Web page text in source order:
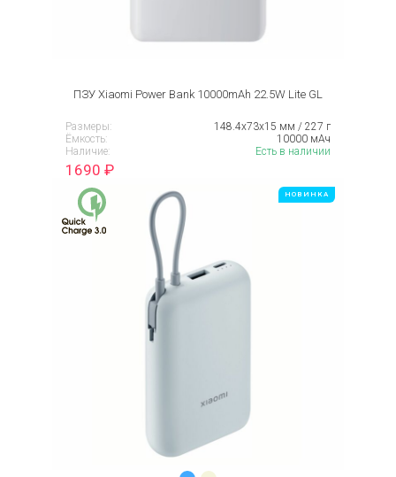
ПЗУ Xiaomi Power Bank 10000mAh 22.5W Lite GL
Размеры:
148.4х73х15 мм / 227 г
Ёмкость:
10000 мАч
Наличие:
Есть в наличии
1690 ₽
НОВИНКА